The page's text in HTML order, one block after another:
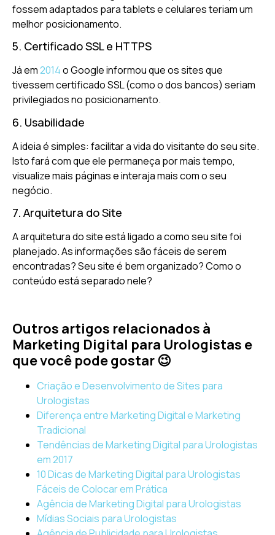
fossem adaptados para tablets e celulares teriam um
melhor posicionamento.
5. Certificado SSL e HTTPS
Já em2014o Google informou que os sites que
tivessem certificado SSL (como o dos bancos) seriam
privilegiados no posicionamento.
6. Usabilidade
A ideia é simples: facilitar a vida do visitante do seu site.
Isto fará com que ele permaneça por mais tempo,
visualize mais páginas e interaja mais com o seu
negócio.
7. Arquitetura do Site
A arquitetura do site está ligado a como seu site foi
planejado. As informações são fáceis de serem
encontradas? Seu site é bem organizado? Como o
conteúdo está separado nele?
Outros artigos relacionados à
Marketing Digital para Urologistas e
que você pode gostar 😉
Criação e Desenvolvimento de Sites para
Urologistas
Diferença entre Marketing Digital e Marketing
Tradicional
Tendências de Marketing Digital para Urologistas
em 2017
10 Dicas de Marketing Digital para Urologistas
Fáceis de Colocar em Prática
Agência de Marketing Digital para Urologistas
Mídias Sociais para Urologistas